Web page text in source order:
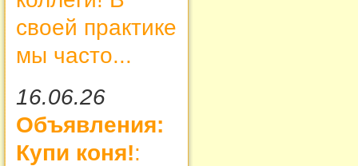
своей практике
мы часто...
16.06.26
Объявления:
Купи коня!: